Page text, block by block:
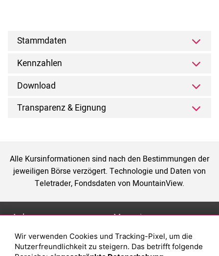
Stammdaten
Kennzahlen
Download
Transparenz & Eignung
Alle Kursinformationen sind nach den Bestimmungen der
jeweiligen Börse verzögert. Technologie und Daten von
Teletrader, Fondsdaten von MountainView.
Anlage
Depot eröffnen
Magazin
Was sind sind ETFs?
Wir verwenden Cookies und Tracking-Pixel, um die
Nutzerfreundlichkeit zu steigern. Das betrifft folgende